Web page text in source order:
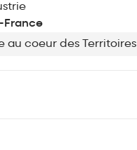
France
au coeur des Territoires